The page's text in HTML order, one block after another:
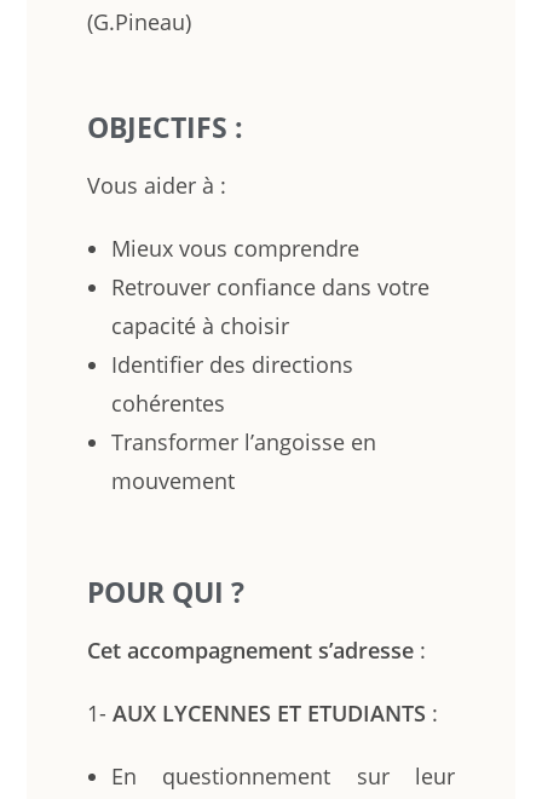
(G.Pineau)
OBJECTIFS :
Vous aider à :
Mieux vous comprendre
Retrouver confiance dans votre
capacité à choisir
Identifier des directions
cohérentes
Transformer l’angoisse en
mouvement
POUR QUI ?
Cet accompagnement s’adresse :
1-AUX LYCENNES ET ETUDIANTS :
En questionnement sur leur